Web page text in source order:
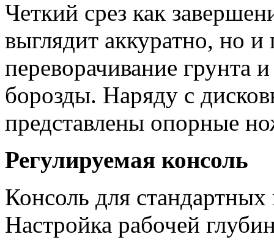
Четкий срез как
выглядит аккуратно, но и
переворачивание грунта
борозды. Наряду с
представлены опорные
Регулируемая консоль
Консоль для
Настройка рабочей